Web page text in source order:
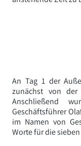
An Tag 1 der
zunächst von der
Anschließend
Geschäftsführer
im Namen von
Worte für die